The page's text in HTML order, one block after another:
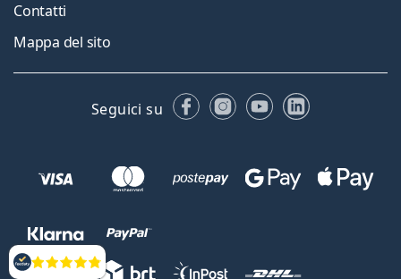
Valutazione
Contatti
Mappa del sito
Seguici su FacebookInstagram
YouTubeLinkedIn